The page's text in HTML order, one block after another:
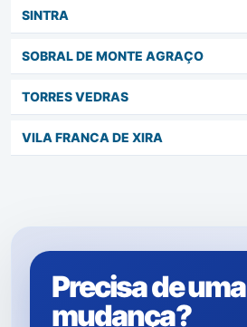
SINTRA
SOBRAL DE MONTE AGRAÇO
TORRES VEDRAS
VILA FRANCA DE XIRA
Precisa de uma
mudança?